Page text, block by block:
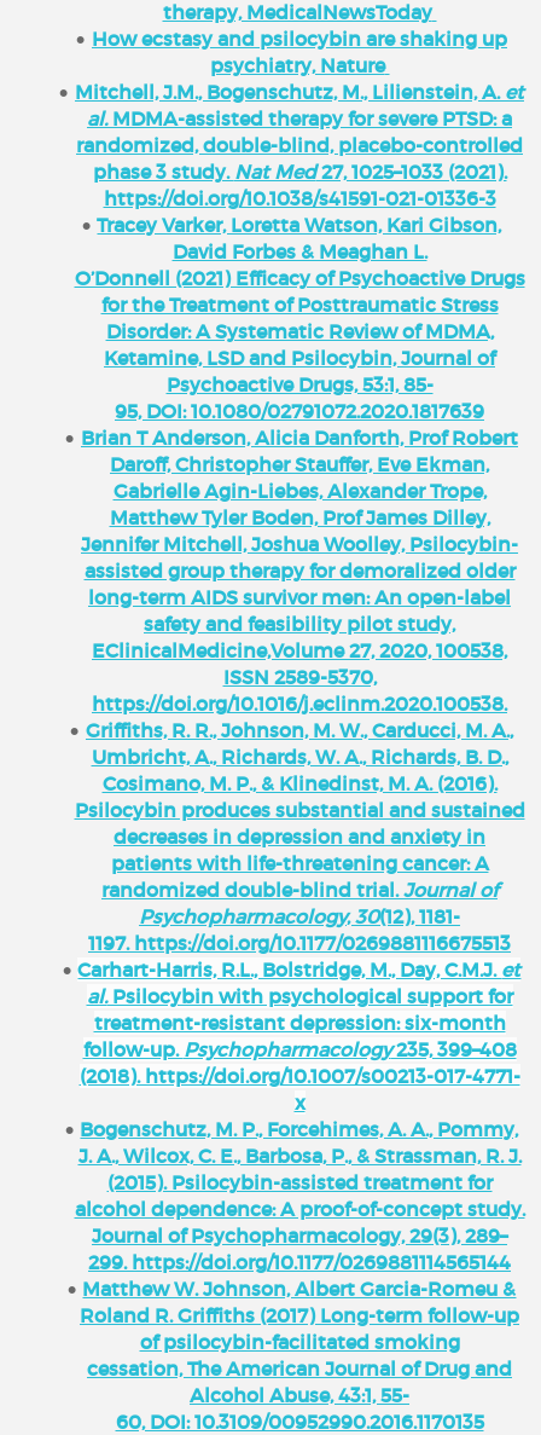
therapy, MedicalNewsToday
How ecstasy and psilocybin are shaking up
psychiatry, Nature
Mitchell, J.M., Bogenschutz, M., Lilienstein, A. et
al.MDMA-assisted therapy for severe PTSD: a
randomized, double-blind, placebo-controlled
phase 3 study. Nat Med27, 1025–1033 (2021).
https://doi.org/10.1038/s41591-021-01336-3
Tracey Varker, Loretta Watson, Kari Gibson,
David Forbes & Meaghan L.
O’Donnell (2021) Efficacy of Psychoactive Drugs
for the Treatment of Posttraumatic Stress
Disorder: A Systematic Review of MDMA,
Ketamine, LSD and Psilocybin, Journal of
Psychoactive Drugs, 53:1, 85-
95, DOI: 10.1080/02791072.2020.1817639
Brian T Anderson, Alicia Danforth, Prof Robert
Daroff, Christopher Stauffer, Eve Ekman,
Gabrielle Agin-Liebes, Alexander Trope,
Matthew Tyler Boden, Prof James Dilley,
Jennifer Mitchell, Joshua Woolley, Psilocybin-
assisted group therapy for demoralized older
long-term AIDS survivor men: An open-label
safety and feasibility pilot study,
EClinicalMedicine,Volume 27, 2020, 100538,
ISSN 2589-5370,
https://doi.org/10.1016/j.eclinm.2020.100538.
Griffiths, R. R., Johnson, M. W., Carducci, M. A.,
Umbricht, A., Richards, W. A., Richards, B. D.,
Cosimano, M. P., & Klinedinst, M. A. (2016).
Psilocybin produces substantial and sustained
decreases in depression and anxiety in
patients with life-threatening cancer: A
randomized double-blind trial.Journal of
Psychopharmacology,30(12), 1181-
1197. https://doi.org/10.1177/0269881116675513
Carhart-Harris, R.L., Bolstridge, M., Day, C.M.J. et
al.Psilocybin with psychological support for
treatment-resistant depression: six-month
follow-up. Psychopharmacology235, 399–408
(2018). https://doi.org/10.1007/s00213-017-4771-
x
Bogenschutz, M. P., Forcehimes, A. A., Pommy,
J. A., Wilcox, C. E., Barbosa, P., & Strassman, R. J.
(2015). Psilocybin-assisted treatment for
alcohol dependence: A proof-of-concept study.
Journal of Psychopharmacology, 29(3), 289–
299. https://doi.org/10.1177/0269881114565144
Matthew W. Johnson, Albert Garcia-Romeu &
Roland R. Griffiths (2017) Long-term follow-up
of psilocybin-facilitated smoking
cessation, The American Journal of Drug and
Alcohol Abuse, 43:1, 55-
60, DOI: 10.3109/00952990.2016.1170135